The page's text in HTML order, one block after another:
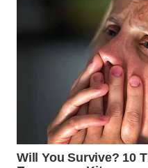
SUKABUMI
WN
PURWAKARTA